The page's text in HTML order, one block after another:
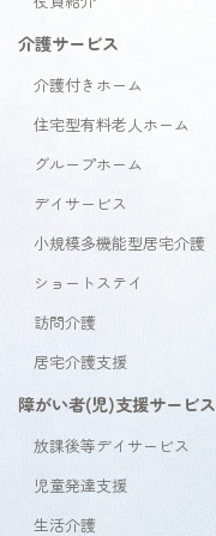
介護サービス
介護付きホーム
住宅型有料老人ホーム
グループホーム
デイサービス
小規模多機能型居宅介護
ショートステイ
訪問介護
居宅介護支援
障がい者(児)支援サービス
放課後等デイサービス
児童発達支援
生活介護